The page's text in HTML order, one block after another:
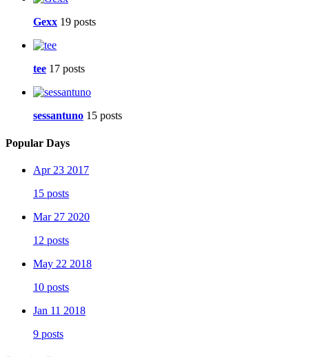
Gexx 19 posts
tee 17 posts
sessantuno 15 posts
Popular Days
Apr 23 2017
15 posts
Mar 27 2020
12 posts
May 22 2018
10 posts
Jan 11 2018
9 posts